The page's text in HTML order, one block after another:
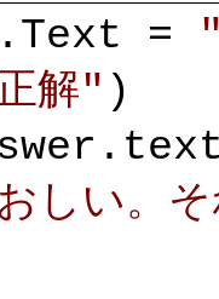
=
解" )
しい。